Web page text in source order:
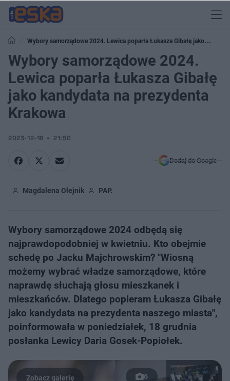
Wybory samorządowe 2024. Lewica poparła Łukasza Gibałę jako
kandydata na prezydenta Krakowa
Wybory samorządowe 2024.
Lewica poparła Łukasza Gibałę
jako kandydata na prezydenta
Krakowa
2023-12-18 21:50
Dodaj do Google
Magdalena Olejnik PAP.
Wybory samorządowe 2024 odbędą się
najprawdopodobniej w kwietniu. Kto obejmie
schedę po Jacku Majchrowskim? "Wiosną
możemy wybrać władze samorządowe, które
naprawdę słuchają głosu mieszkanek i
mieszkańców. Dlatego popieram Łukasza Gibałę
jako kandydata na prezydenta naszego miasta",
poinformowała w poniedziałek, 18 grudnia
posłanka Lewicy Daria Gosek-Popiołek.
6